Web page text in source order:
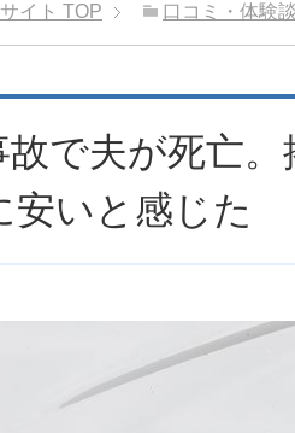
イト TOP 口コミ・体験談
故で夫が死亡
いと感じた